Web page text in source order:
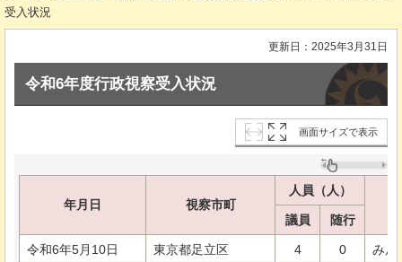
受入状況
更新日：2025年3月31日
令和6年度行政視察受入状況
画面サイズで表示
年月日 視察市町
人員（人）
議員 随行
令和6年5月10日 東京都足立区 4 0 みん